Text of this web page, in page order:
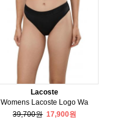
Lacoste
Womens Lacoste Logo Wa
39,700원 17,900원